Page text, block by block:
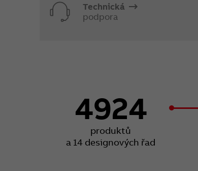
Technická
podpora
4924
produktů
a 14 designových řad